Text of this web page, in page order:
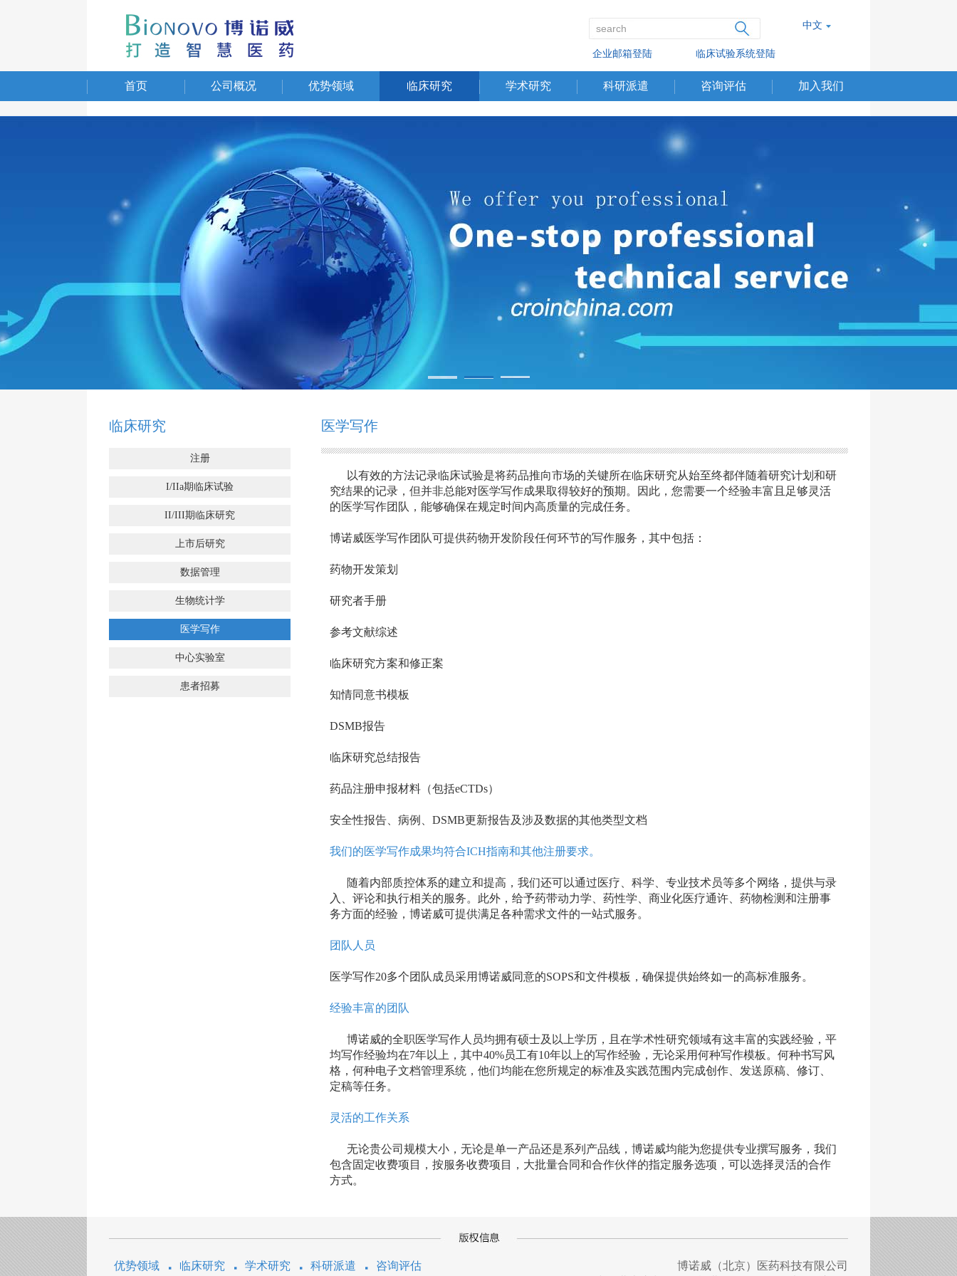
中文
企业邮箱登陆 临床试验系统登陆
首页 公司概况 优势领域 临床研究 学术研究 科研派遣 咨询评估 加入我们
临床研究
注册
I/IIa期临床试验
II/III期临床研究
上市后研究
数据管理
生物统计学
医学写作
中心实验室
患者招募
医学写作
以有效的方法记录临床试验是将药品推向市场的关键所在临床研究从始至终都伴随着研究计划和研
究结果的记录，但并非总能对医学写作成果取得较好的预期。因此，您需要一个经验丰富且足够灵活
的医学写作团队，能够确保在规定时间内高质量的完成任务。
博诺威医学写作团队可提供药物开发阶段任何环节的写作服务，其中包括：
药物开发策划
研究者手册
参考文献综述
临床研究方案和修正案
知情同意书模板
DSMB报告
临床研究总结报告
药品注册申报材料（包括eCTDs）
安全性报告、病例、DSMB更新报告及涉及数据的其他类型文档
我们的医学写作成果均符合ICH指南和其他注册要求。
随着内部质控体系的建立和提高，我们还可以通过医疗、科学、专业技术员等多个网络，提供与录
入、评论和执行相关的服务。 此外，给予药带动力学、药性学、商业化医疗通许、药物检测和注册事
务方面的经验，博诺威可提供满足各种需求文件的一站式服务。
团队人员
医学写作20多个团队成员采用博诺威同意的SOPS和文件模板，确保提供始终如一的高标准服务。
经验丰富的团队
博诺威的全职医学写作人员均拥有硕士及以上学历，且在学术性研究领域有这丰富的实践经验，平
均写作经验均在7年以上，其中40%员工有10年以上的写作经验，无论采用何种写作模板。何种书写风
格，何种电子文档管理系统，他们均能在您所规定的标准及实践范围内完成创作、发送原稿、修订、
定稿等任务。
灵活的工作关系
无论贵公司规模大小，无论是单一产品还是系列产品线，博诺威均能为您提供专业撰写服务，我们
包含固定收费项目，按服务收费项目，大批量合同和合作伙伴的指定服务选项，可以选择灵活的合作
方式。
优势领域 临床研究 学术研究 科研派遣 咨询评估
博诺威（北京）医药科技有限公司